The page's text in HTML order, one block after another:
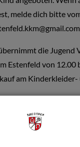
melde dich bitte
die Jugend
Estenfeld von 12.00
am Kinderkleider-